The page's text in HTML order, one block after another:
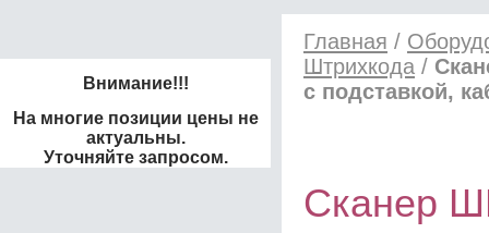
Внимание!!!
На многие позиции цены не
актуальны.
Уточняйте запросом.
Главная /
Штрихкода /
с подставкой,
Сканер